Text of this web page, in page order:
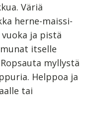
Väriä
herne-maissi-
ja pistä
itselle
myllystä
Helppoa ja
tai